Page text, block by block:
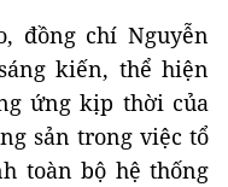
đồng chí Nguyễn
kiến, thể hiện
ứng kịp thời của
sản trong việc tổ
toàn bộ hệ thống